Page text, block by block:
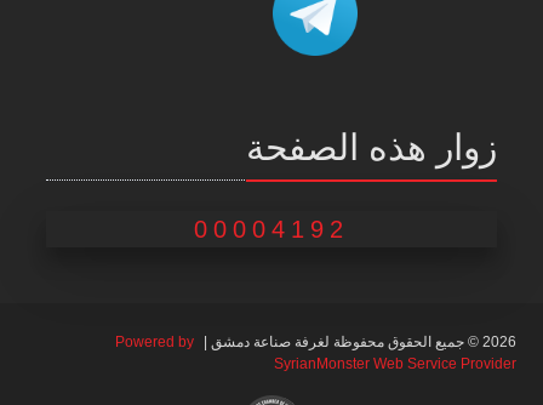
زوار هذه الصفحة
00004192
2026 © جميع الحقوق محفوظة لغرفة صناعة دمشق |
Powered by
SyrianMonster Web Service Provider